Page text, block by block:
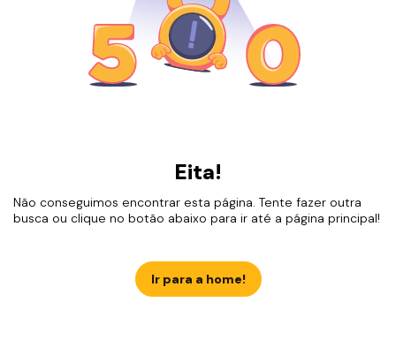
Eita!
Não conseguimos encontrar esta página. Tente fazer outra
busca ou clique no botão abaixo para ir até a página principal!
Ir para a home!